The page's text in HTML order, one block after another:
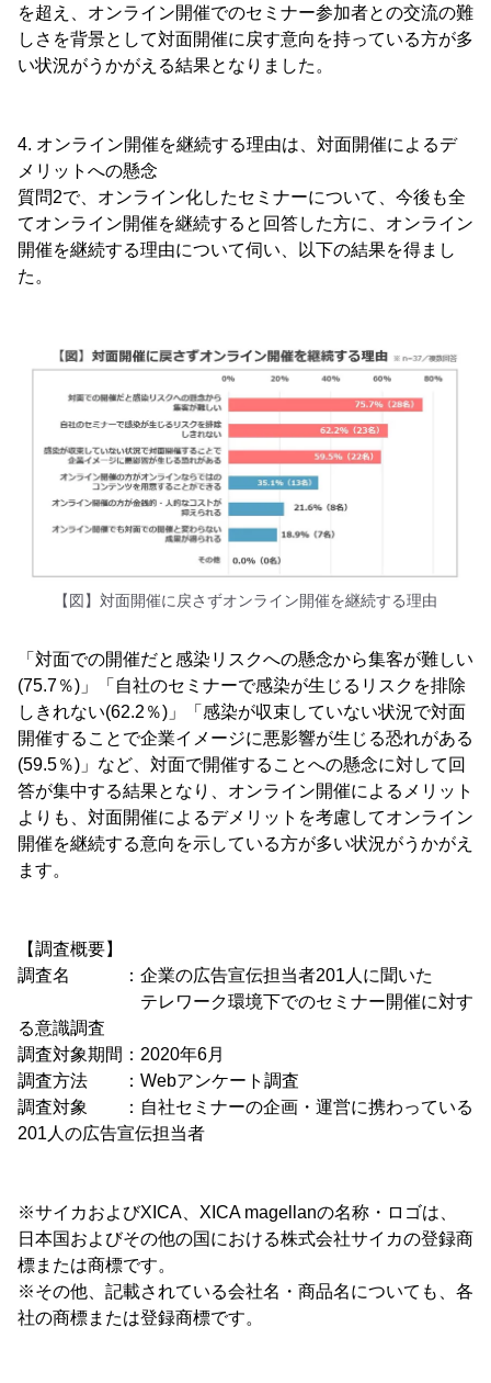
を超え、オンライン開催でのセミナー参加者との交流の難
しさを背景として対面開催に戻す意向を持っている方が多
い状況がうかがえる結果となりました。
4. オンライン開催を継続する理由は、対面開催によるデ
メリットへの懸念
質問2で、オンライン化したセミナーについて、今後も全
てオンライン開催を継続すると回答した方に、オンライン
開催を継続する理由について伺い、以下の結果を得まし
た。
【図】対面開催に戻さずオンライン開催を継続する理由
「対面での開催だと感染リスクへの懸念から集客が難しい
(75.7％)」「自社のセミナーで感染が生じるリスクを排除
しきれない(62.2％)」「感染が収束していない状況で対面
開催することで企業イメージに悪影響が生じる恐れがある
(59.5％)」など、対面で開催することへの懸念に対して回
答が集中する結果となり、オンライン開催によるメリット
よりも、対面開催によるデメリットを考慮してオンライン
開催を継続する意向を示している方が多い状況がうかがえ
ます。
【調査概要】
調査名 ：企業の広告宣伝担当者201人に聞いた
テレワーク環境下でのセミナー開催に対す
る意識調査
調査対象期間：2020年6月
調査方法 ：Webアンケート調査
調査対象 ：自社セミナーの企画・運営に携わっている
201人の広告宣伝担当者
※サイカおよびXICA、XICA magellanの名称・ロゴは、
日本国およびその他の国における株式会社サイカの登録商
標または商標です。
※その他、記載されている会社名・商品名についても、各
社の商標または登録商標です。